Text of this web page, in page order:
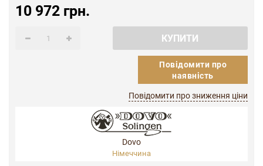
10 972 грн.
КУПИТИ
Повідомити про
наявність
Повідомити про зниження ціни
Dovo
Німеччина